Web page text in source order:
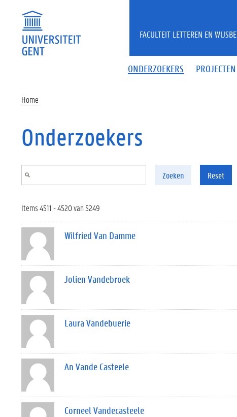
ONDERZOEKERS PROJECTEN
FACULTEIT LETTEREN EN
Home
Onderzoekers
Zoeken Reset
Items 4511 - 4520 van 5249
Wilfried Van Damme
Jolien Vandebroek
Laura Vandebuerie
An Vande Casteele
Corneel Vandecasteele